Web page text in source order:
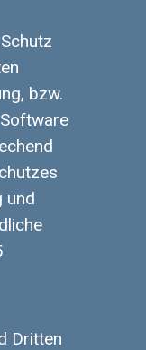
bzw.
und
Dritten